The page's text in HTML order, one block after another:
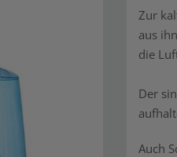
Zur
aus
die
Der
Auch